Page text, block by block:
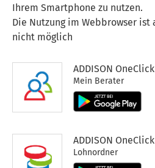
Ihrem Smartphone zu nutzen.
Die Nutzung im Webbrowser
nicht möglich
ADDISON OneClick
Mein Berater
ADDISON OneClick
Lohnordner